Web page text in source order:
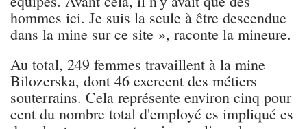
hommes ici. Je suis la seule à être descendue
dans la mine sur ce site », raconte la mineure.
Au total, 249 femmes travaillent à la mine
Bilozerska, dont 46 exercent des métiers
souterrains. Cela représente environ cinq pour
cent du nombre total d'employé es impliqué es